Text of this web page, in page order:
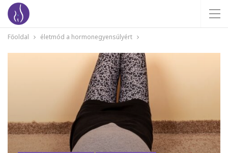
Főoldal életmód a hormonegyensúlyért